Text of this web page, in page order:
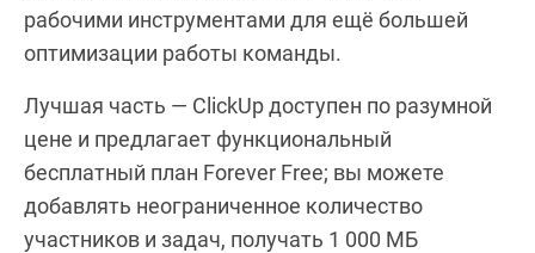
рабочими инструментами для ещё большей
оптимизации работы команды.
Лучшая часть — ClickUp доступен по разумной
цене и предлагает функциональный
бесплатный план Forever Free; вы можете
добавлять неограниченное количество
участников и задач, получать 1 000 МБ